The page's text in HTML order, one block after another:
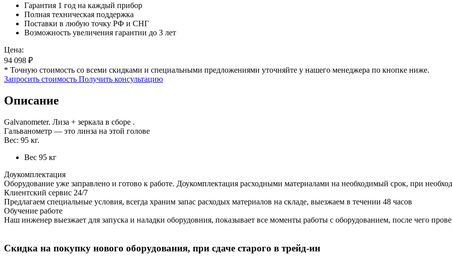
Гарантия 1 год на каждый прибор
Полная техническая поддержка
Поставки в любую точку РФ и СНГ
Возможность увеличения гарантии до 3 лет
Цена:
94 098 ₽
* Точную стоимость со всеми скидками и специальными предложениями уточняйте у нашего менеджера по кнопке ниже.
Запросить стоимость Получить консультацию
Описание
Galvanometer. Лиза + зеркала в сборе .
Гальванометр — это линза на этой голове
Вес: 95 кг.
Вес 95 кг
Доукомплектация
Оборудование уже заправлено и готово к работе. Доукомплектация расходными материалами на необходимый срок, при
Клиентский сервис 24/7
Предлагаем специальные условия, всегда храним запас расходых материалов на складе, выезжаем в течении 48 часов
Обучение работе
Наш инженер выезжает для запуска и наладки оборудовния, показывает все моменты работы с оборудованием, после чего
Скидка на покупку нового оборудования, при сдаче старого в трейд-ин